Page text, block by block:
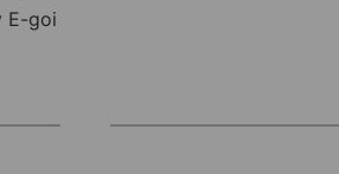
E-goi